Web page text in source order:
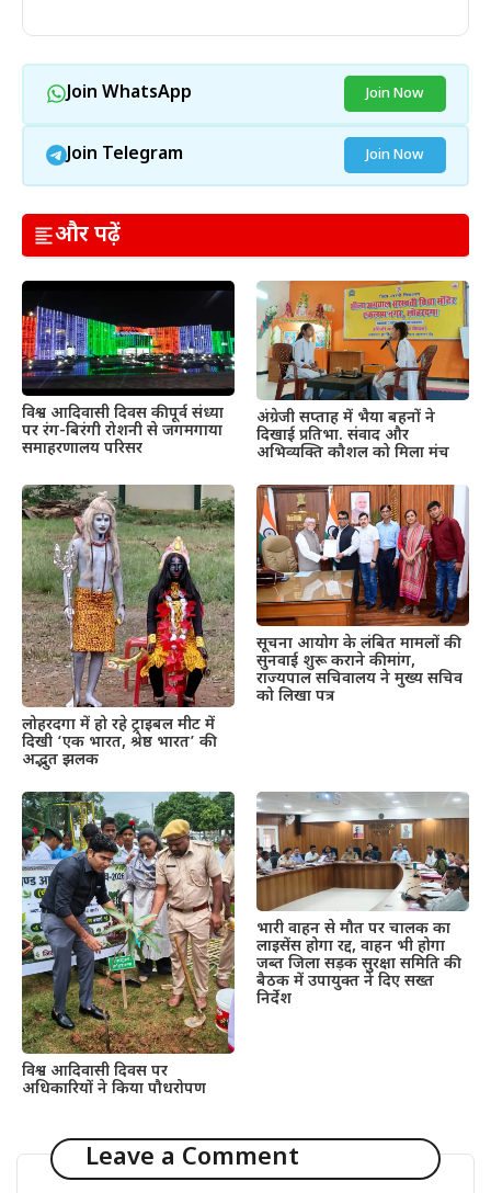
Join WhatsApp Join Now
Join Telegram Join Now
और पढ़ें
विश्व आदिवासी दिवस की पूर्व संध्या
पर रंग-बिरंगी रोशनी से जगमगाया
समाहरणालय परिसर
अंग्रेजी सप्ताह में भैया बहनों ने
दिखाई प्रतिभा. संवाद और
अभिव्यक्ति कौशल को मिला मंच
लोहरदगा में हो रहे ट्राइबल मीट में
दिखी ‘एक भारत, श्रेष्ठ भारत’ की
अद्भुत झलक
सूचना आयोग के लंबित मामलों की
सुनवाई शुरू कराने की मांग,
राज्यपाल सचिवालय ने मुख्य सचिव
को लिखा पत्र
विश्व आदिवासी दिवस पर
अधिकारियों ने किया पौधरोपण
भारी वाहन से मौत पर चालक का
लाइसेंस होगा रद्द, वाहन भी होगा
जब्त जिला सड़क सुरक्षा समिति की
बैठक में उपायुक्त ने दिए सख्त
निर्देश
Leave a Comment